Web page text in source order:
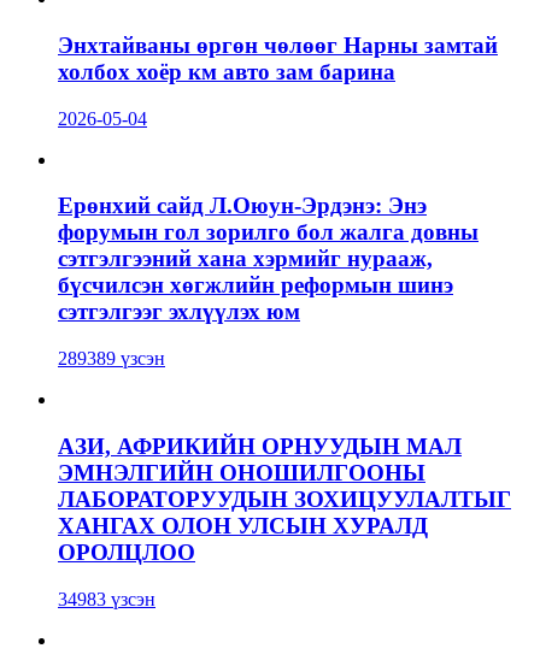
Энхтайваны өргөн чөлөөг Нарны замтай
холбох хоёр км авто зам барина
2026-05-04
Ерөнхий сайд Л.Оюун-Эрдэнэ: Энэ
форумын гол зорилго бол жалга довны
сэтгэлгээний хана хэрмийг нурааж,
бүсчилсэн хөгжлийн реформын шинэ
сэтгэлгээг эхлүүлэх юм
289389 үзсэн
АЗИ, АФРИКИЙН ОРНУУДЫН МАЛ
ЭМНЭЛГИЙН ОНОШИЛГООНЫ
ЛАБОРАТОРУУДЫН ЗОХИЦУУЛАЛТЫГ
ХАНГАХ ОЛОН УЛСЫН ХУРАЛД
ОРОЛЦЛОО
34983 үзсэн